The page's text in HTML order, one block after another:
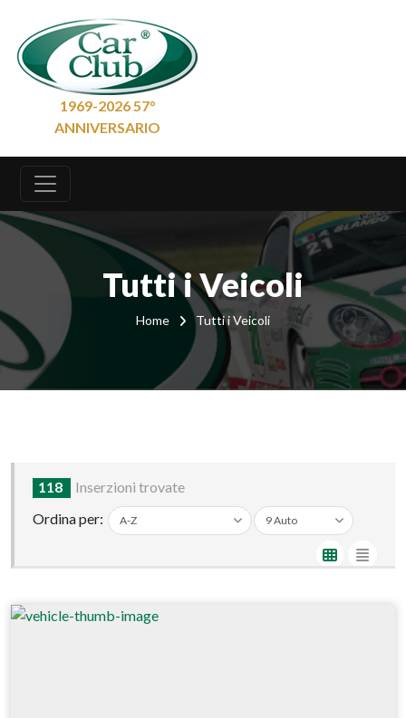
1969-2026 57°
ANNIVERSARIO
Tutti i Veicoli
Home Tutti i Veicoli
118
Inserzioni trovate
Ordina per: